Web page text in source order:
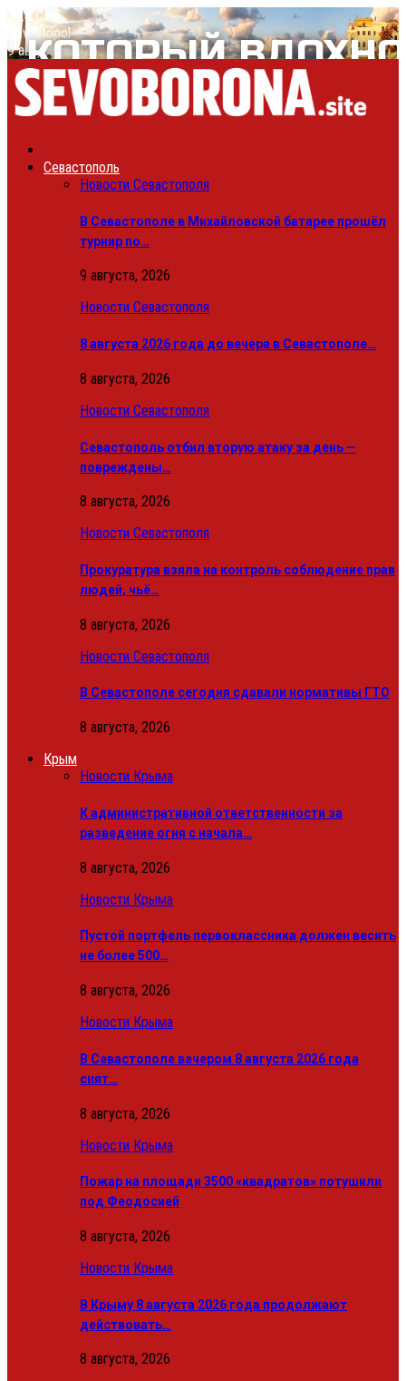
24.4 C
Sevastopol
9 августа, 2026
Севастополь
Новости Севастополя
В Севастополе в Михайловской батарее прошёл
турнир по…
9 августа, 2026
Новости Севастополя
8 августа 2026 года до вечера в Севастополе…
8 августа, 2026
Новости Севастополя
Севастополь отбил вторую атаку за день —
повреждены…
8 августа, 2026
Новости Севастополя
Прокуратура взяла на контроль соблюдение прав
людей, чьё…
8 августа, 2026
Новости Севастополя
В Севастополе сегодня сдавали нормативы ГТО
8 августа, 2026
Крым
Новости Крыма
К административной ответственности за
разведение огня с начала…
8 августа, 2026
Новости Крыма
Пустой портфель первоклассника должен весить
не более 500…
8 августа, 2026
Новости Крыма
В Севастополе вечером 8 августа 2026 года
снят…
8 августа, 2026
Новости Крыма
Пожар на площади 3500 «квадратов» потушили
под Феодосией
8 августа, 2026
Новости Крыма
В Крыму 8 августа 2026 года продолжают
действовать…
8 августа, 2026